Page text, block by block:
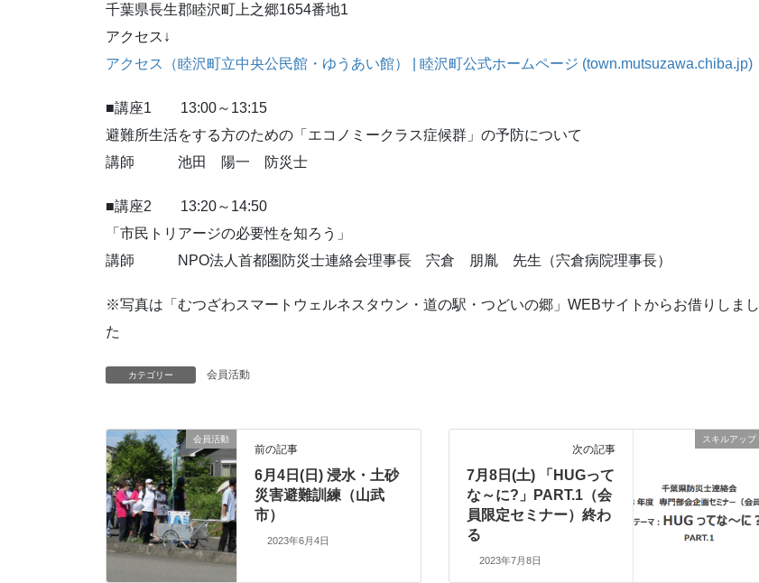
千葉県長生郡睦沢町上之郷1654番地1
アクセス↓
アクセス（睦沢町立中央公民館・ゆうあい館） | 睦沢町公式ホームページ (town.mutsuzawa.chiba.jp)
■講座1 13:00～13:15
避難所生活をする方のための「エコノミークラス症候群」の予防について
講師 池田 陽一 防災士
■講座2 13:20～14:50
「市民トリアージの必要性を知ろう」
講師 NPO法人首都圏防災士連絡会理事長 宍倉 朋胤 先生（宍倉病院理事長）
※写真は「むつざわスマートウェルネスタウン・道の駅・つどいの郷」WEBサイトからお借りしまし
た
カテゴリー 会員活動
会員活動
前の記事
6月4日(日) 浸水・土砂
災害避難訓練（山武
市）
2023年6月4日
スキルアップ
次の記事
7月8日(土) 「HUGって
な～に?」PART.1（会
員限定セミナー）終わ
る
2023年7月8日